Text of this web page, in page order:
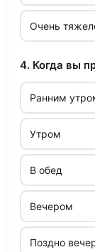
Очень
4. Когда вы
Ранним
Утром
В обед
Вечером
Поздно